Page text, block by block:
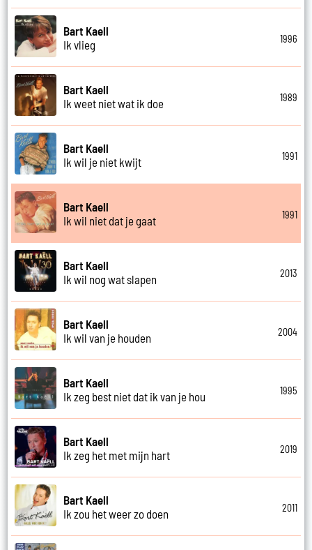
Bart Kaell
Ik vlieg
1996
Bart Kaell
Ik weet niet wat ik doe
1989
Bart Kaell
Ik wil je niet kwijt
1991
Bart Kaell
Ik wil niet dat je gaat
1991
Bart Kaell
Ik wil nog wat slapen
2013
Bart Kaell
Ik wil van je houden
2004
Bart Kaell
Ik zeg best niet dat ik van je hou
1995
Bart Kaell
Ik zeg het met mijn hart
2019
Bart Kaell
Ik zou het weer zo doen
2011